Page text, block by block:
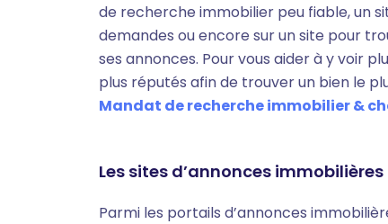
de recherche immobilier peu fiable, un
demandes ou encore sur un site pour
ses annonces. Pour vous aider à y voir
plus réputés afin de trouver un bien le
Mandat de recherche immobilier &
Les sites d’annonces
Parmi les portails d’annonces